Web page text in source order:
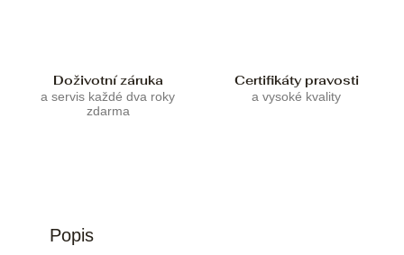
Doživotní záruka
a servis každé dva roky
zdarma
Certifikáty pravosti
a vysoké kvality
Popis